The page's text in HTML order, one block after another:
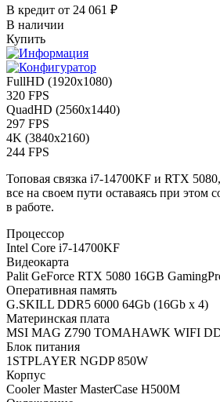
В кредит от 24 061 ₽
В наличии
Купить
FullHD (1920x1080)
320 FPS
QuadHD (2560x1440)
297 FPS
4K (3840x2160)
244 FPS
Топовая связка i7-14700KF и RTX
все на своем пути оставаясь при этом
в работе.
Процессор
Intel Core i7-14700KF
Видеокарта
Palit GeForce RTX 5080 16GB
Оперативная память
G.SKILL DDR5 6000 64Gb (16Gb x 4)
Материнская плата
MSI MAG Z790 TOMAHAWK WIFI
Блок питания
1STPLAYER NGDP 850W
Корпус
Cooler Master MasterCase H500M